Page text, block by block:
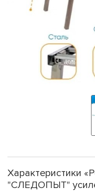
Характеристики
"СЛЕДОПЫТ"